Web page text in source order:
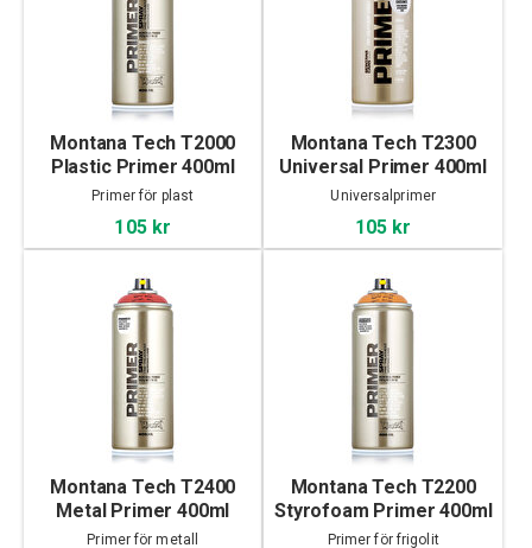
Montana Tech T2000
Plastic Primer 400ml
Primer för plast
105 kr
Montana Tech T2300
Universal Primer 400ml
Universalprimer
105 kr
Montana Tech T2400
Metal Primer 400ml
Primer för metall
Montana Tech T2200
Styrofoam Primer 400ml
Primer för frigolit